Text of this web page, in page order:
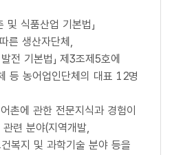
및 식품산업 기본법」
른 생산자단체,
전 기본법」 제3조제5호에
등 농어업인단체의 대표 12명
촌에 관한 전문지식과 경험이
련 분야(지역개발,
복지 및 과학기술 분야 등을